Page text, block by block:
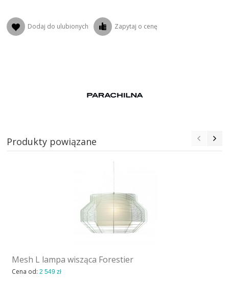
Dodaj do ulubionych Zapytaj o cenę
Produkty powiązane
Mesh L lampa wisząca Forestier
Cena od:2 549 zł